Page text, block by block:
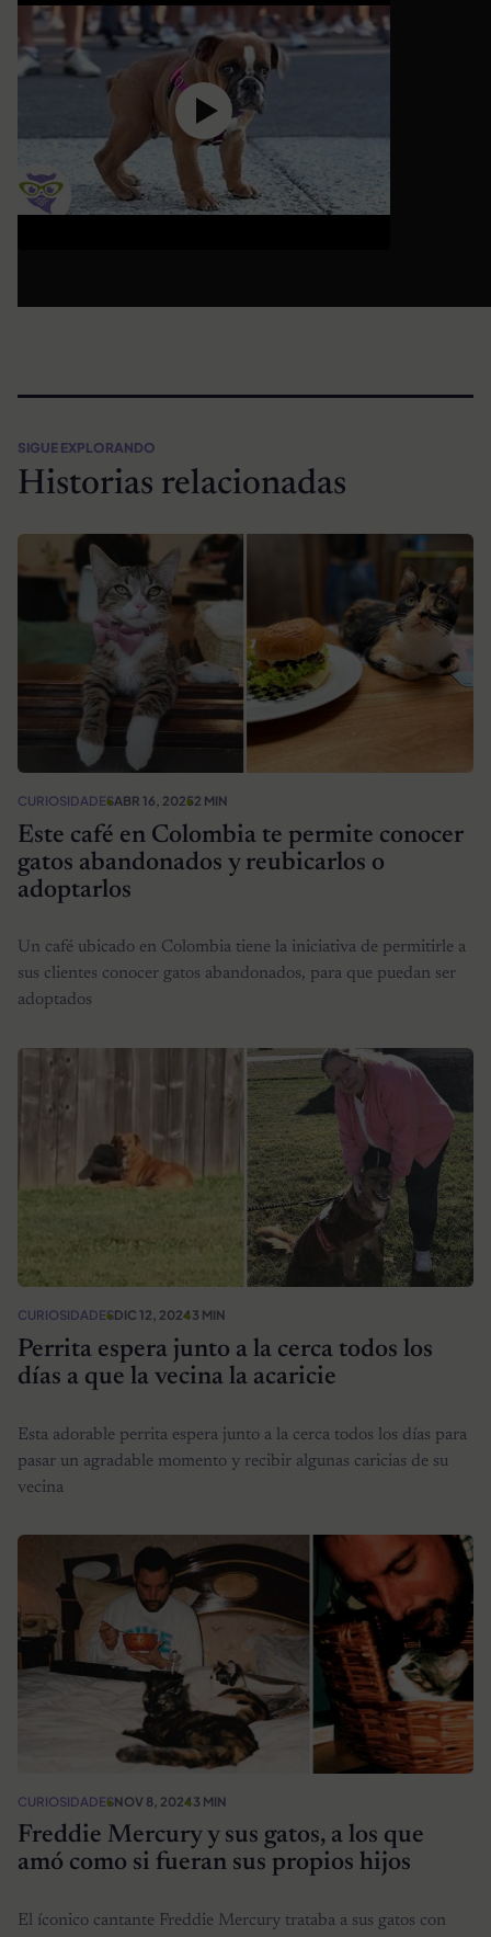
SIGUE EXPLORANDO
Historias relacionadas
CURIOSIDADESABR 16, 20252 MIN
Este café en Colombia te permite conocer
gatos abandonados y reubicarlos o
adoptarlos
Un café ubicado en Colombia tiene la iniciativa de permitirle a
sus clientes conocer gatos abandonados, para que puedan ser
adoptados
CURIOSIDADESDIC 12, 20243 MIN
Perrita espera junto a la cerca todos los
días a que la vecina la acaricie
Esta adorable perrita espera junto a la cerca todos los días para
pasar un agradable momento y recibir algunas caricias de su
vecina
CURIOSIDADESNOV 8, 20243 MIN
Freddie Mercury y sus gatos, a los que
amó como si fueran sus propios hijos
El íconico cantante Freddie Mercury trataba a sus gatos con